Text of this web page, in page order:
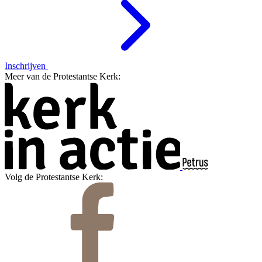
Inschrijven
Meer van de Protestantse Kerk:
Volg de Protestantse Kerk: